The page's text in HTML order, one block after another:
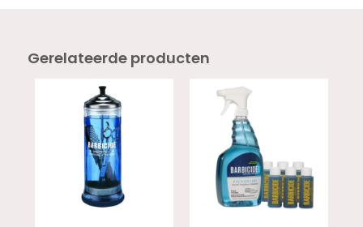
Gerelateerde producten